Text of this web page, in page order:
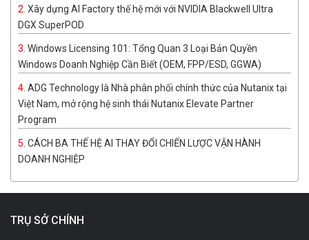
Xây dựng AI Factory thế hệ mới với NVIDIA Blackwell Ultra
DGX SuperPOD
Windows Licensing 101: Tổng Quan 3 Loại Bản Quyền
Windows Doanh Nghiệp Cần Biết (OEM, FPP/ESD, GGWA)
ADG Technology là Nhà phân phối chính thức của Nutanix tại
Việt Nam, mở rộng hệ sinh thái Nutanix Elevate Partner
Program
CÁCH BA THẾ HỆ AI THAY ĐỔI CHIẾN LƯỢC VẬN HÀNH
DOANH NGHIỆP
TRỤ SỞ CHÍNH